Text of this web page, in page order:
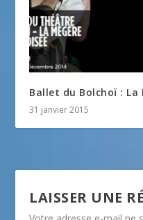
Ballet du Bolchoï : La
31 janvier 2015
LAISSER UNE